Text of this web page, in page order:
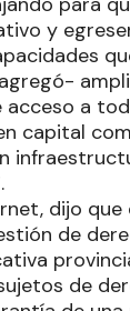
y
acceso a
capital
dijo que
de
de